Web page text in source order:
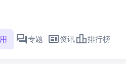
专题 资讯 排行榜